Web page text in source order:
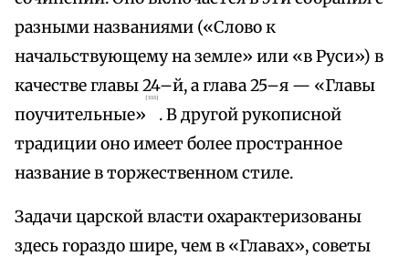
разными названиями («Слово к
начальствующему на земле» или «в Руси») в
качестве главы 24–й, а глава 25–я — «Главы
поучительные»
{333}
. В другой рукописной
традиции оно имеет более пространное
название в торжественном стиле.
Задачи царской власти охарактеризованы
здесь гораздо шире, чем в «Главах», советы